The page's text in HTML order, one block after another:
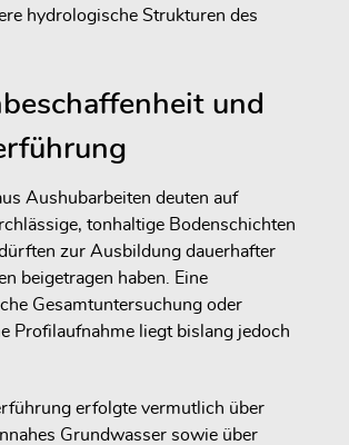
hydrologische Strukturen des
und
Aushubarbeiten deuten auf
tonhaltige Bodenschichten
zur Ausbildung dauerhafter
beigetragen haben. Eine
Gesamtuntersuchung oder
Profilaufnahme liegt bislang jedoch
erfolgte vermutlich über
Grundwasser sowie über